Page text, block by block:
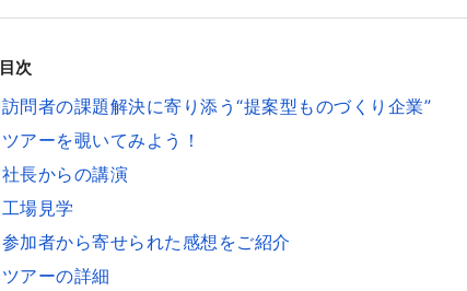
目次
訪問者の課題解決に寄り添う“提案型ものづくり企業”
ツアーを覗いてみよう！
社長からの講演
工場見学
参加者から寄せられた感想をご紹介
ツアーの詳細